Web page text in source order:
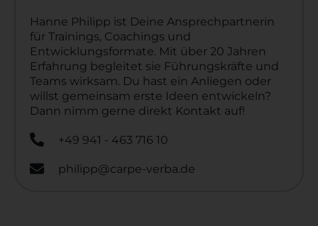
Hanne Philipp ist Deine Ansprechpartnerin
für Trainings, Coachings und
Entwicklungsformate. Mit über 20 Jahren
Erfahrung begleitet sie Führungskräfte und
Teams wirksam. Du hast ein Anliegen oder
willst gemeinsam erste Ideen entwickeln?
Dann nimm gerne direkt Kontakt auf!
+49 941 - 463 716 10
philipp@carpe-verba.de